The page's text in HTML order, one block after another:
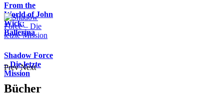
From the
World of John
Wick:
Ballerina
Shadow Force
– Die letzte
Mission
Prev Next
Bücher